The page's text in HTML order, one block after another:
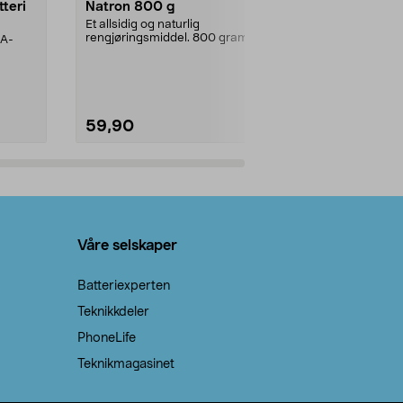
Natron 800 g
Et allsidig og naturlig
rengjøringsmiddel. 800 gram
59,90
Våre selskaper
Batteriexperten
Teknikkdeler
PhoneLife
Teknikmagasinet